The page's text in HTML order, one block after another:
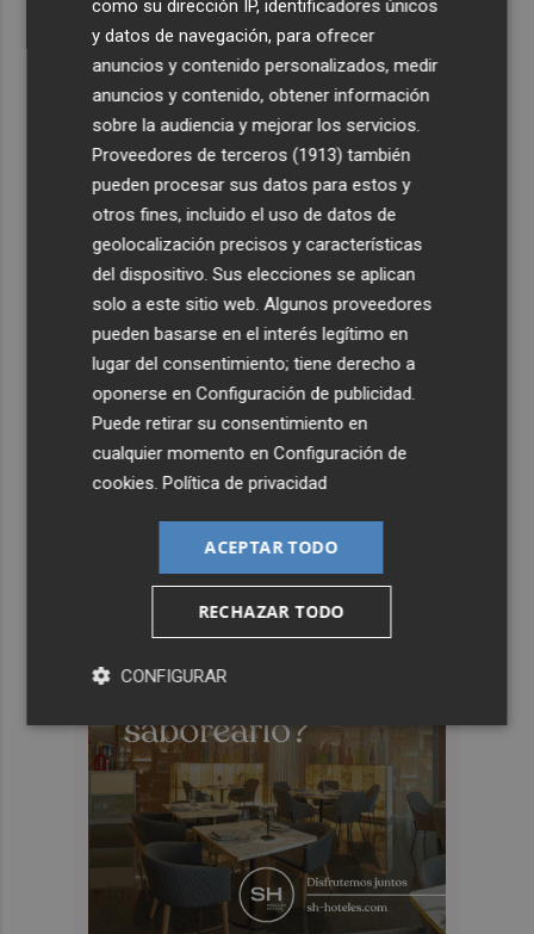
como su dirección IP, identificadores únicos
y datos de navegación, para ofrecer
anuncios y contenido personalizados, medir
anuncios y contenido, obtener información
sobre la audiencia y mejorar los servicios.
Proveedores de terceros (1913) también
pueden procesar sus datos para estos y
otros fines, incluido el uso de datos de
geolocalización precisos y características
del dispositivo. Sus elecciones se aplican
solo a este sitio web. Algunos proveedores
pueden basarse en el interés legítimo en
lugar del consentimiento; tiene derecho a
oponerse enConfiguración de publicidad
Puede retirar su consentimiento en
cualquier momento enConfiguración de
cookies .Política de privacidad
ACEPTAR TODO
RECHAZAR TODO
CONFIGURAR